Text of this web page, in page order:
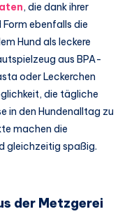
, die dank ihrer
ebenfalls die
Hund als leckere
aus BPA-
oder Leckerchen
die tägliche
in den Hundenalltag zu
machen die
gleichzeitig spaßig.
der Metzgerei